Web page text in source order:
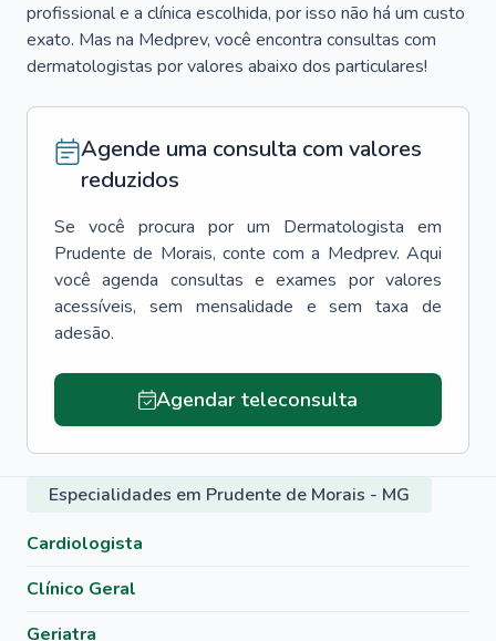
profissional e a clínica escolhida, por isso não há um custo
exato. Mas na Medprev, você encontra consultas com
dermatologistas por valores abaixo dos particulares!
Agende uma consulta com valores
reduzidos
Se você procura por um Dermatologista em
Prudente de Morais, conte com a Medprev. Aqui
você agenda consultas e exames por valores
acessíveis, sem mensalidade e sem taxa de
adesão.
Agendar teleconsulta
Especialidades em Prudente de Morais - MG
Cardiologista
Clínico Geral
Geriatra